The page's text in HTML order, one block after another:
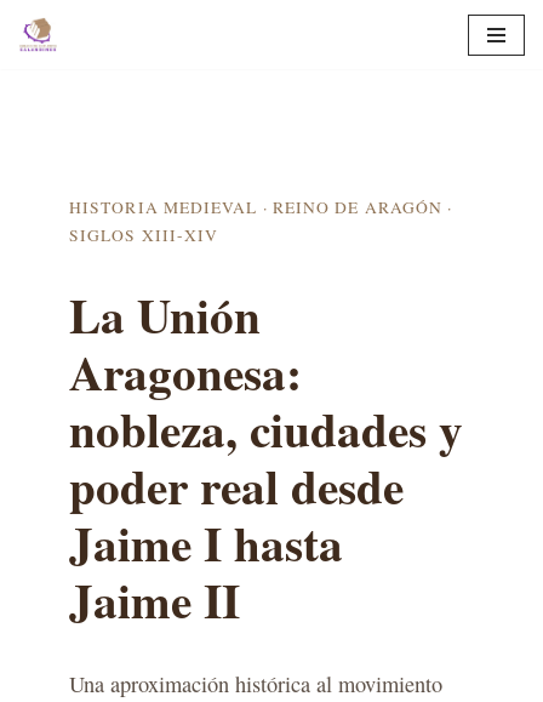
HISTORIA MEDIEVAL · REINO DE ARAGÓN ·
SIGLOS XIII-XIV
La Unión
Aragonesa:
nobleza, ciudades y
poder real desde
Jaime I hasta
Jaime II
Una aproximación histórica al movimiento